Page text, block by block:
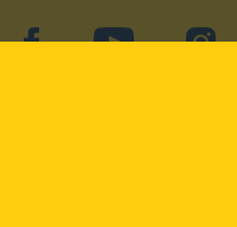
facebookYouTube